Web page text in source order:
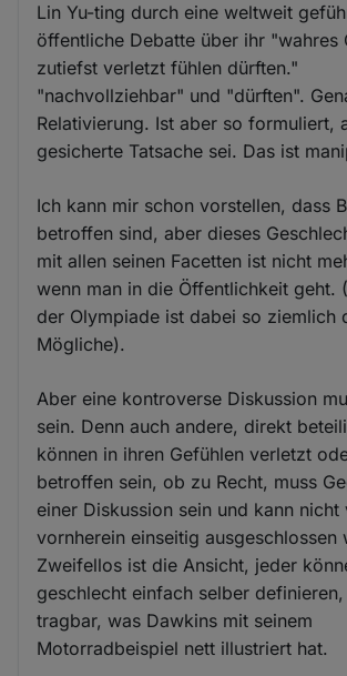
Lin Yu-ting durch eine weltweit
öffentliche Debatte über ihr "wahres
zutiefst verletzt fühlen dürften."
"nachvollziehbar" und "dürften".
Relativierung. Ist aber so formuliert,
gesicherte Tatsache sei. Das ist
Ich kann mir schon vorstellen, dass
betroffen sind, aber dieses
mit allen seinen Facetten ist nicht
wenn man in die Öffentlichkeit geht.
der Olympiade ist dabei so ziemlich
Mögliche).
Aber eine kontroverse Diskussion
sein. Denn auch andere, direkt
können in ihren Gefühlen verletzt
betroffen sein, ob zu Recht, muss
einer Diskussion sein und kann nicht
vornherein einseitig ausgeschlossen
Zweifellos ist die Ansicht, jeder
geschlecht einfach selber
tragbar, was Dawkins mit seinem
Motorradbeispiel nett illustriert hat.